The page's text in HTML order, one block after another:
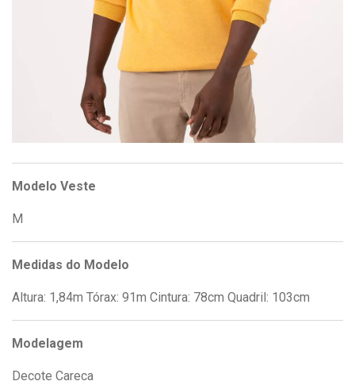
Modelo Veste
M
Medidas do Modelo
Altura: 1,84m Tórax: 91m Cintura: 78cm Quadril: 103cm
Modelagem
Decote Careca